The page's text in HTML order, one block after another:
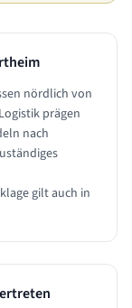
nördlich von
prägen
nach
gilt auch in